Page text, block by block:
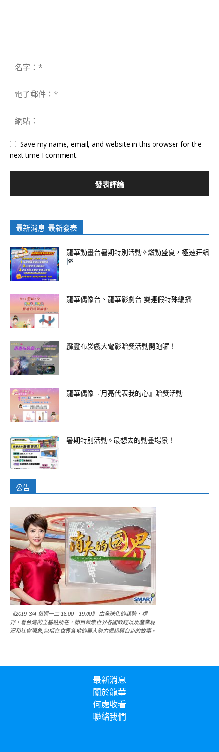
Save my name, email, and website in this browser for the
next time I comment.
最新消息-最新發表
龍華動畫台暑期特別活動✧燃動盛夏，極速狂飆
龍華偶像台、龍華影劇台 雙連假特殊編播
霹靂布袋戲大電影贈獎活動開跑囉！
龍華偶像『月亮代表我的心』贈獎活動
暑期特別活動✧最想去的動畫場景！
公告
《2019-3/4 每週一二 18:00 - 19:00》 由全球化的趨勢、視
野，看台灣的立基點所在，節目聚焦世界各國政經以及產業現
況和社會現象,包括在世界各地的華人勢力崛起與台商的故事。
最新消息
關於龍華
何處收看
聯絡我們